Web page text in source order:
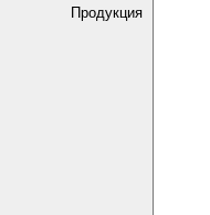
Продукция